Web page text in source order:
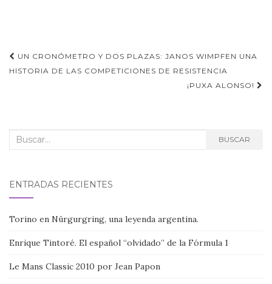
Navegación
de
UN CRONÓMETRO Y DOS PLAZAS: JANOS WIMPFEN UNA
HISTORIA DE LAS COMPETICIONES DE RESISTENCIA
¡PUXA ALONSO!
Buscar: BUSCAR
ENTRADAS RECIENTES
Torino en Nürgurgring, una leyenda argentina.
Enrique Tintoré. El español “olvidado” de la Fórmula 1
Le Mans Classic 2010 por Jean Papon